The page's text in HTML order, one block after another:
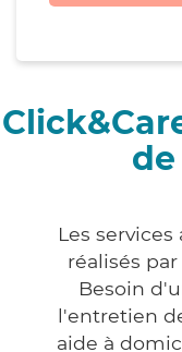
Les
réalisés
Besoin
l'entretien
aide à